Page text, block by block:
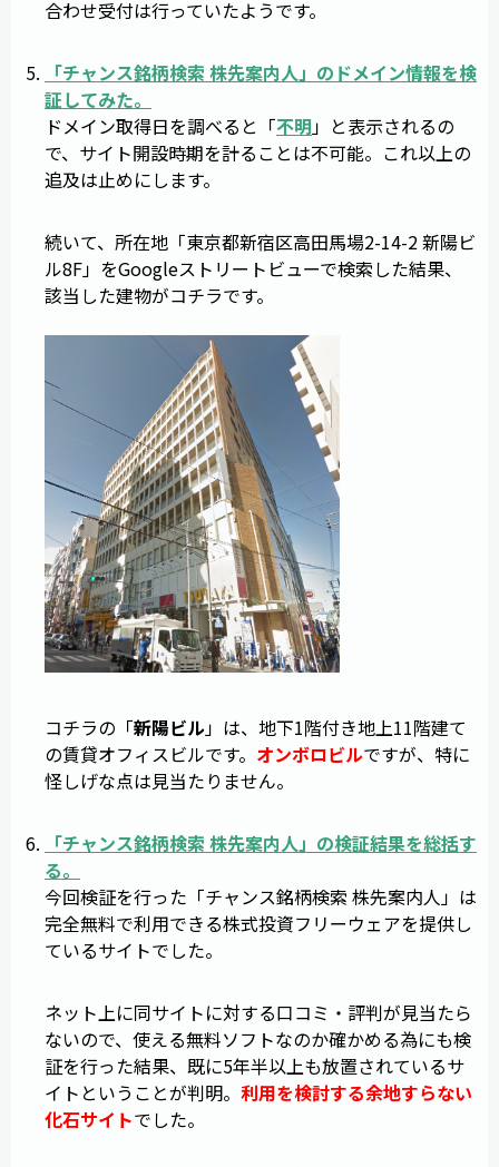
合わせ受付は行っていたようです。
「チャンス銘柄検索 株先案内人」のドメイン情報を検
証してみた。
ドメイン取得日を調べると「不明」と表示されるの
で、サイト開設時期を計ることは不可能。これ以上の
追及は止めにします。
続いて、所在地「東京都新宿区高田馬場2-14-2 新陽ビ
ル8F」をGoogleストリートビューで検索した結果、
該当した建物がコチラです。
コチラの「新陽ビル」は、地下1階付き地上11階建て
の賃貸オフィスビルです。 オンボロビルですが、特に
怪しげな点は見当たりません。
「チャンス銘柄検索 株先案内人 」の検証結果を総括す
る。
今回検証を行った「チャンス銘柄検索 株先案内人」は
完全無料で利用できる株式投資フリーウェアを提供し
ているサイトでした。
ネット上に同サイトに対する口コミ・評判が見当たら
ないので、使える無料ソフトなのか確かめる為にも検
証を行った結果、既に5年半以上も放置されているサ
イトということが判明。 利用を検討する余地すらない
化石サイトでした。